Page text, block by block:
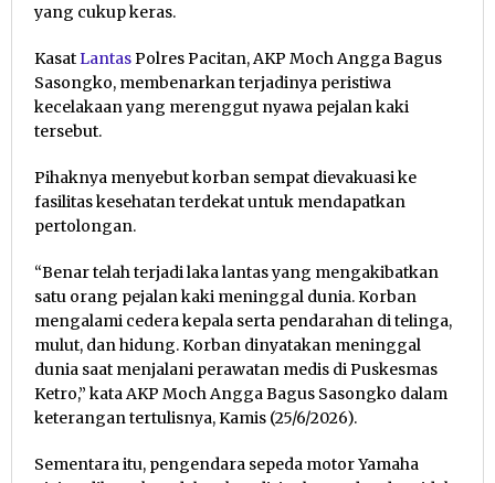
yang cukup keras.
KasatLantasPolres Pacitan, AKP Moch Angga Bagus
Sasongko, membenarkan terjadinya peristiwa
kecelakaan yang merenggut nyawa pejalan kaki
tersebut.
Pihaknya menyebut korban sempat dievakuasi ke
fasilitas kesehatan terdekat untuk mendapatkan
pertolongan.
“Benar telah terjadi laka lantas yang mengakibatkan
satu orang pejalan kaki meninggal dunia. Korban
mengalami cedera kepala serta pendarahan di telinga,
mulut, dan hidung. Korban dinyatakan meninggal
dunia saat menjalani perawatan medis di Puskesmas
Ketro,” kata AKP Moch Angga Bagus Sasongko dalam
keterangan tertulisnya, Kamis (25/6/2026).
Sementara itu, pengendara sepeda motor Yamaha